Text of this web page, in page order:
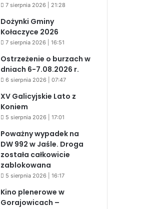
7 sierpnia 2026 | 21:28
Dożynki Gminy
Kołaczyce 2026
7 sierpnia 2026 | 16:51
Ostrzeżenie o burzach w
dniach 6-7.08.2026 r.
6 sierpnia 2026 | 07:47
XV Galicyjskie Lato z
Koniem
5 sierpnia 2026 | 17:01
Poważny wypadek na
DW 992 w Jaśle. Droga
została całkowicie
zablokowana
5 sierpnia 2026 | 16:17
Kino plenerowe w
Gorajowicach –